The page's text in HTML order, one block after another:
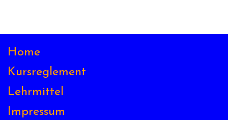
Home
Kursreglement
Lehrmittel
Impressum